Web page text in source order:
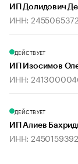
ИП Долидович
ИНН:
ДЕЙСТВУЕТ
ИП Изосимов
ИНН:
ДЕЙСТВУЕТ
ИП Алиев
ИНН: